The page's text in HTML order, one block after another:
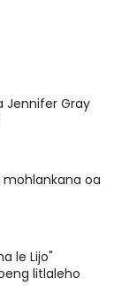
Jennifer Gray
oa
le Lijo"
litlaleho